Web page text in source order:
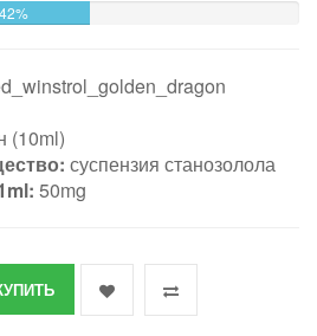
42%
(10ml)
суспензия станозолола
50mg